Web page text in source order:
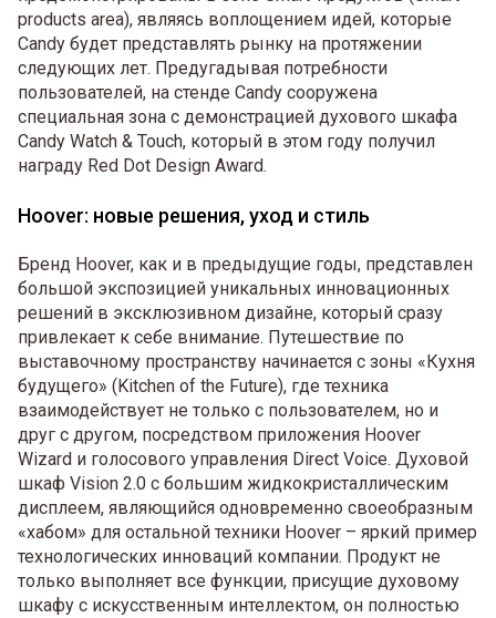
products area), являясь воплощением идей, которые
Candy будет представлять рынку на протяжении
следующих лет. Предугадывая потребности
пользователей, на стенде Candy сооружена
специальная зона с демонстрацией духового шкафа
Candy Watch & Touch, который в этом году получил
награду Red Dot Design Award.
Hoover: новые решения, уход и стиль
Бренд Hoover, как и в предыдущие годы, представлен
большой экспозицией уникальных инновационных
решений в эксклюзивном дизайне, который сразу
привлекает к себе внимание. Путешествие по
выставочному пространству начинается с зоны «Кухня
будущего» (Kitchen of the Future), где техника
взаимодействует не только с пользователем, но и
друг с другом, посредством приложения Hoover
Wizard и голосового управления Direct Voice. Духовой
шкаф Vision 2.0 с большим жидкокристаллическим
дисплеем, являющийся одновременно своеобразным
«хабом» для остальной техники Hoover – яркий пример
технологических инноваций компании. Продукт не
только выполняет все функции, присущие духовому
шкафу с искусственным интеллектом, он полностью